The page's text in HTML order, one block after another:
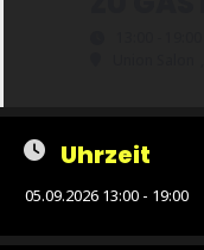
Uhrzeit
05.09.2026 13:00 - 19:00